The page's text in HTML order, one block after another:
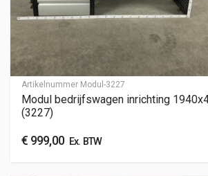
Artikelnummer Modul-3227
Modul bedrijfswagen inrichting
(3227)
€ 999,00Ex. BTW